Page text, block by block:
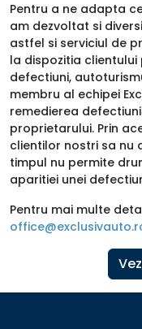
Pentru a ne adapta
am dezvoltat si
astfel si serviciul de
la dispozitia
defectiuni,
membru al echipei
remedierea
proprietarului. Prin
clientilor nostri sa nu
timpul nu permite
aparitiei unei
Pentru mai multe